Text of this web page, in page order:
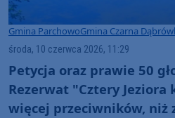
Gmina ParchowoGmina Czarna
środa, 10 czerwca 2026, 11:29
Petycja oraz prawie 50
Rezerwat "Cztery Jeziora
więcej przeciwników, niż